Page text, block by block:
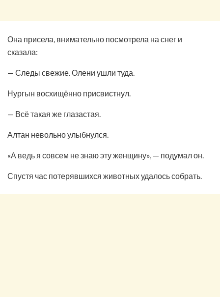
Она присела, внимательно посмотрела на снег и
сказала:
— Следы свежие. Олени ушли туда.
Нургын восхищённо присвистнул.
— Всё такая же глазастая.
Алтан невольно улыбнулся.
«А ведь я совсем не знаю эту женщину», — подумал он.
Спустя час потерявшихся животных удалось собрать.